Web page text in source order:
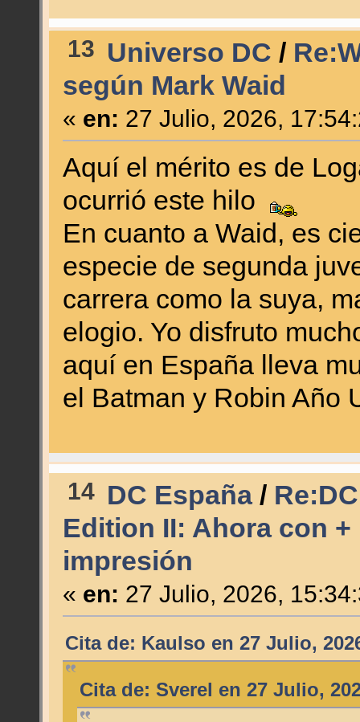
13 Universo DC /
según Mark Waid
« en: 27 Julio, 2026,
Aquí el mérito es de
ocurrió este hilo
En cuanto a Waid, es
especie de segunda
carrera como la suya,
elogio. Yo disfruto
aquí en España lleva
el Batman y Robin Año
14 DC España/
Edition II: Ahora con
impresión
« en: 27 Julio, 2026,
Cita de: Kaulso en 27 Julio,
Cita de: Sverel en 27 Julio,